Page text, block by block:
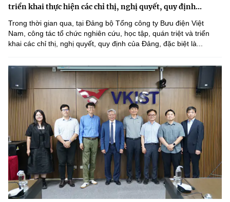
triển khai thực hiện các chỉ thị, nghị quyết, quy định...
Trong thời gian qua, tại Đảng bộ Tổng công ty Bưu điện Việt
Nam, công tác tổ chức nghiên cứu, học tập, quán triệt và triển
khai các chỉ thị, nghị quyết, quy định của Đảng, đặc biệt là...